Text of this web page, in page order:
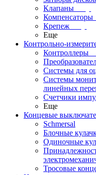
Клапаны
Компенсаторы
Крепеж
Еще
Контрольно-
Контроллеры
Системы для
Системы
линейных
Счетчики
Еще
Концевые
Schmersal
Блочные
Одиночные
Тросовые